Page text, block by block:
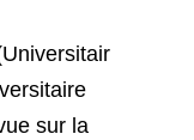
sur la